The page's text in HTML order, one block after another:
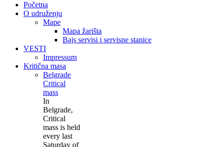
Početna
O udruženju
Mape
Mapa žarišta
Bajs servisi i servisne stanice
VESTI
Impressum
Kritična masa
Belgrade
Critical
mass
In
Belgrade,
Critical
mass is held
every last
Saturday of